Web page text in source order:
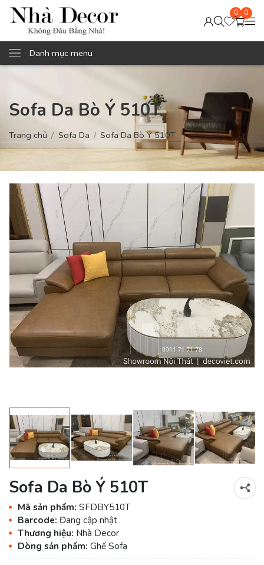
0 0
Danh mục menu
Sofa Da Bò Ý 510T
Trang chủ Sofa Da Sofa Da Bò Ý 510T
Sofa Da Bò Ý 510T
Mã sản phẩm: SFDBY510T
Barcode: Đang cập nhật
Thương hiệu: Nhà Decor
Dòng sản phẩm: Ghế Sofa